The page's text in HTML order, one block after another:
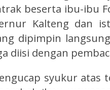
beserta ibu-ibu
Kalteng dan
dipimpin
diisi dengan
syukur atas